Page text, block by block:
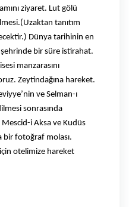
ziyaret. Lut gölü
tanıtım
Dünya tarihinin en
bir süre istirahat.
manzarasını
Zeytindağına hareket.
ve Selman-ı
sonrasında
i Aksa ve Kudüs
bir fotoğraf molası.
otelimize hareket